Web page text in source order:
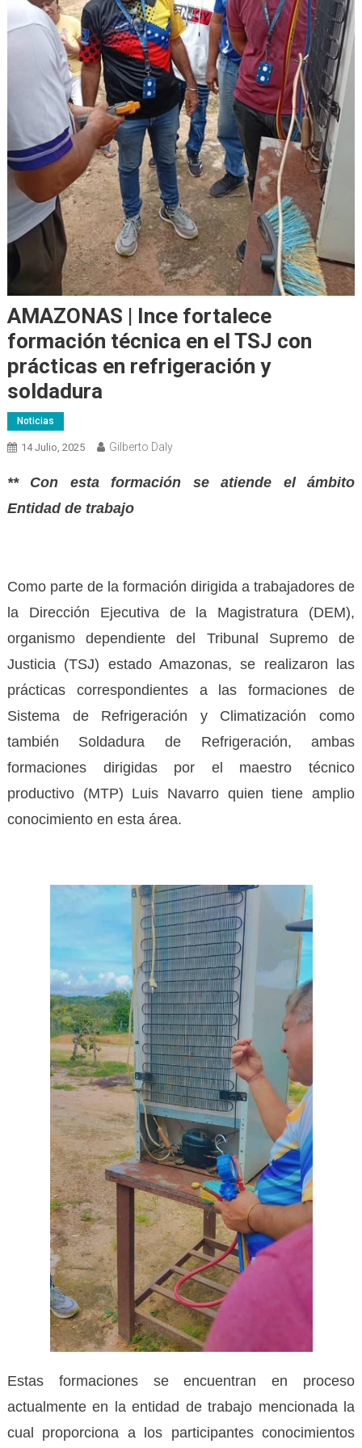
AMAZONAS | Ince fortalece
formación técnica en el TSJ con
prácticas en refrigeración y
soldadura
Noticias
14 Julio, 2025 Gilberto Daly
** Con esta formación se atiende el ámbito
Entidad de trabajo
Como parte de la formación dirigida a trabajadores de
la Dirección Ejecutiva de la Magistratura (DEM),
organismo dependiente del Tribunal Supremo de
Justicia (TSJ) estado Amazonas, se realizaron las
prácticas correspondientes a las formaciones de
Sistema de Refrigeración y Climatización como
también Soldadura de Refrigeración, ambas
formaciones dirigidas por el maestro técnico
productivo (MTP) Luis Navarro quien tiene amplio
conocimiento en esta área.
Estas formaciones se encuentran en proceso
actualmente en la entidad de trabajo mencionada la
cual proporciona a los participantes conocimientos